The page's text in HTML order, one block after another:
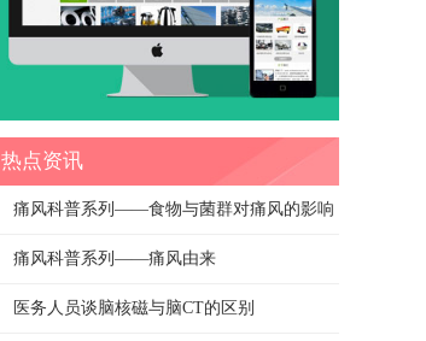
热点资讯
痛风科普系列——食物与菌群对痛风的影响
痛风科普系列——痛风由来
医务人员谈脑核磁与脑CT的区别